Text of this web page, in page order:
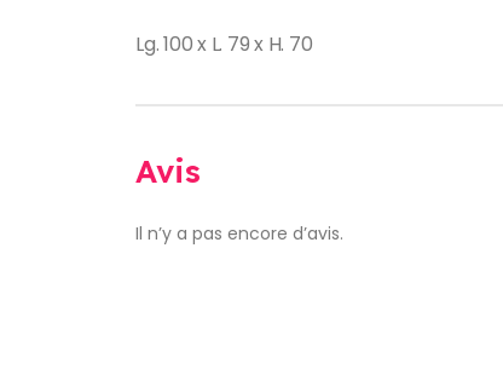
Lg. 100 x L. 79 x H. 70
Avis
Il n’y a pas encore d’avis.